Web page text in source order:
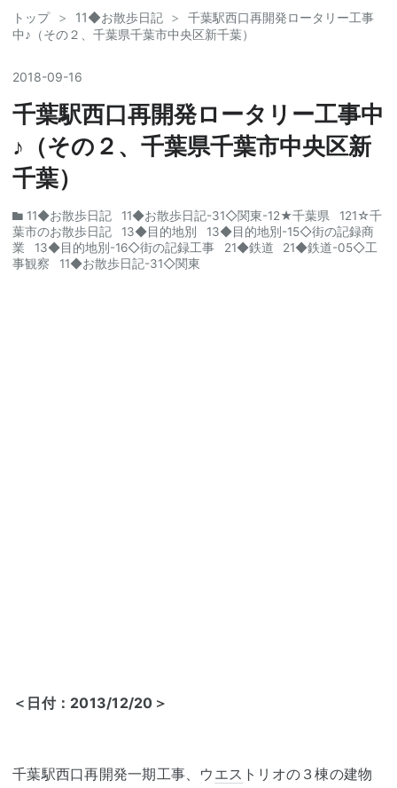
トップ > 11◆お散歩日記 >
千葉駅西口再開発ロータリー工事
中♪（その２、千葉県千葉市中央区新千葉）
2018-09-16
千葉駅西口再開発ロータリー工事中
♪（その２、千葉県千葉市中央区新
千葉）
11◆お散歩日記 11◆お散歩日記-31◇関東-12★千葉県
121☆千
葉市のお散歩日記
13◆目的地別
13◆目的地別-15◇街の記録商
業
13◆目的地別-16◇街の記録工事 21◆鉄道
21◆鉄道-05◇工
事観察
11◆お散歩日記-31◇関東
＜日付：2013/12/20＞
千葉駅西口再開発一期工事、ウ エス トリオの３棟の建物